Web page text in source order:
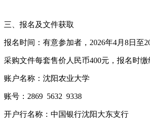
三、报名及文件获取
报名时间：有意参加者，2026年4月8日至
采购文件每套售价人民币400元，报名时
账户名称：沈阳农业大学
账号：2869 5632 9338
开户行名称：中国银行沈阳大东支行